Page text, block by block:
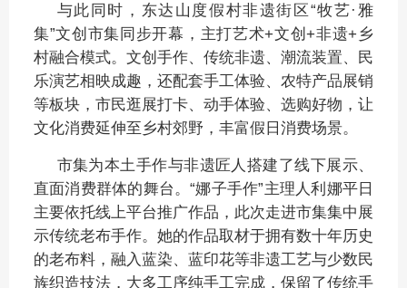
与此同时，东达山度假村非遗街区“牧艺·雅
集”文创市集同步开幕，主打艺术+文创+非遗+乡
村融合模式。文创手作、传统非遗、潮流装置、民
乐演艺相映成趣，还配套手工体验、农特产品展销
等板块，市民逛展打卡、动手体验、选购好物，让
文化消费延伸至乡村郊野，丰富假日消费场景。
市集为本土手作与非遗匠人搭建了线下展示、
直面消费群体的舞台。“娜子手作”主理人利娜平日
主要依托线上平台推广作品，此次走进市集集中展
示传统老布手作。她的作品取材于拥有数十年历史
的老布料，融入蓝染、蓝印花等非遗工艺与少数民
族织造技法，大多工序纯手工完成，保留了传统手